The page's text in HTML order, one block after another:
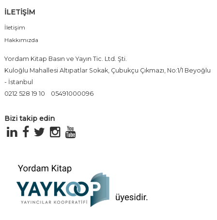
İLETİŞİM
İletişim
Hakkımızda
Yordam Kitap Basın ve Yayın Tic. Ltd. Şti.
Kuloğlu Mahallesi Altıpatlar Sokak, Çubukçu Çıkmazı, No:1/1 Beyoğlu
- İstanbul
0212 528 19 10
05491000096
Bizi takip edin